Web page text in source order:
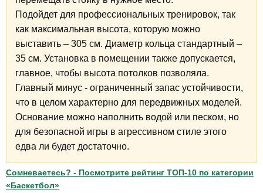
Подойдет для профессиональных тренировок, так
как максимальная высота, которую можно
выставить – 305 см. Диаметр кольца стандартный –
35 см. Установка в помещении также допускается,
главное, чтобы высота потолков позволяла.
Главный минус - ограниченный запас устойчивости,
что в целом характерно для передвижных моделей.
Основание можно наполнить водой или песком, но
для безопасной игры в агрессивном стиле этого
едва ли будет достаточно.
Сомневаетесь? - Посмотрите рейтинг ТОП-10 по категории
«Баскетбол»